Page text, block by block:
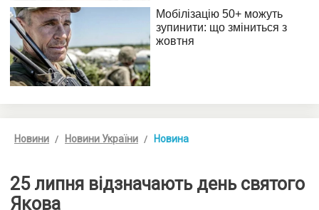
Новини Новини України Новина
25 липня відзначають день святого
Якова